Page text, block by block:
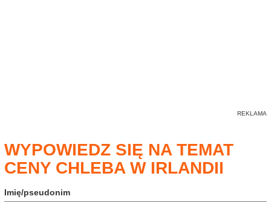
WYPOWIEDZ SIĘ NA TEMAT
CENY CHLEBA W IRLANDII
Imię/pseudonim